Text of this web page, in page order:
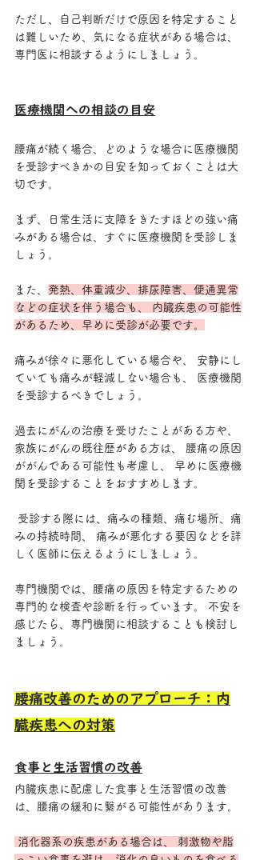
ただし、自己判断だけで原因を特定すること
は難しいため、気になる症状がある場合は、
専門医に相談するようにしましょう。
医療機関への相談の目安
腰痛が続く場合、どのような場合に医療機関
を受診すべきかの目安を知っておくことは大
切です。
まず、日常生活に支障をきたすほどの強い痛
みがある場合は、すぐに医療機関を受診しま
しょう。
また、 発熱、体重減少、排尿障害、便通異常
などの症状を伴う場合も、 内臓疾患の可能性
があるため、早めに受診が必要です。
痛みが徐々に悪化している場合や、 安静にし
ていても痛みが軽減しない場合も、 医療機関
を受診するべきでしょう。
過去にがんの治療を受けたことがある方や、
家族にがんの既往歴がある方は、 腰痛の原因
ががんである可能性も考慮し、 早めに医療機
関を受診することをおすすめします。
みの持続時間、 痛みが悪化する要因などを詳
しく医師に伝えるようにしましょう。
専門機関では、腰痛の原因を特定するための
専門的な検査や診断を行っています。 不安を
感じたら、専門機関に相談することも検討し
ましょう。
腰痛改善のためのアプローチ：内
臓疾患への対策
食事と生活習慣の改善
内臓疾患に配慮した食事と生活習慣の改善
は、腰痛の緩和に繋がる可能性があります。